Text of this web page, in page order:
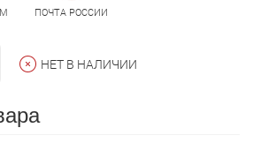
ПОЧТА РОССИИ
НЕТ В НАЛИЧИИ